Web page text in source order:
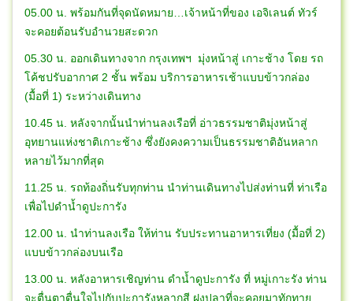
05.00 น. พร้อมกันที่จุดนัดหมาย…เจ้าหน้าที่ของ เอจิเลนต์ ทัวร์
จะคอยต้อนรับอำนวยสะดวก
05.30 น. ออกเดินทางจาก กรุงเทพฯ มุ่งหน้าสู่ เกาะช้าง โดย รถ
โค้ชปรับอากาศ 2 ชั้น พร้อม บริการอาหารเช้าแบบข้าวกล่อง
(มื้อที่ 1) ระหว่างเดินทาง
10.45 น. หลังจากนั้นนำท่านลงเรือที่ อ่าวธรรมชาติมุ่งหน้าสู่
อุทยานแห่งชาติเกาะช้าง ซึ่งยังคงความเป็นธรรมชาติอันหลาก
หลายไว้มากที่สุด
11.25 น. รถท้องถิ่นรับทุกท่าน นำท่านเดินทางไปส่งท่านที่ ท่าเรือ
เพื่อไปดำนํ้าดูปะการัง
12.00 น. นำท่านลงเรือ ให้ท่าน รับประทานอาหารเที่ยง (มื้อที่ 2)
แบบข้าวกล่องบนเรือ
13.00 น. หลังอาหารเชิญท่าน ดำน้ำดูปะการัง ที่ หมู่เกาะรัง ท่าน
จะตื่นตาตื่นใจไปกับปะการังหลากสี ฝูงปลาที่จะคอยมาทักทาย